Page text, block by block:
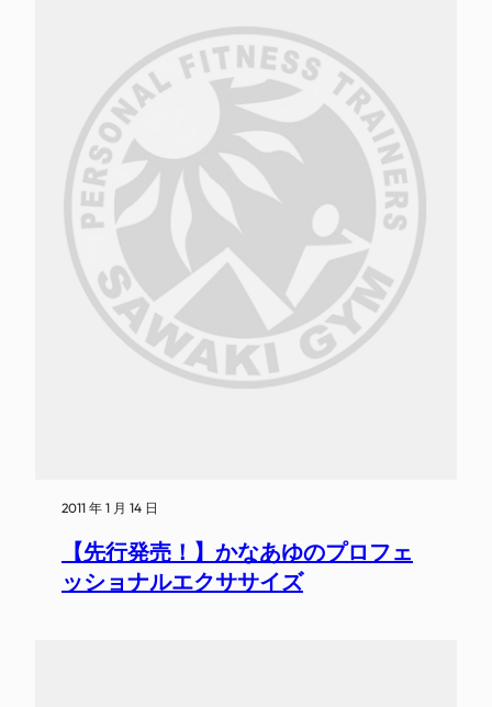
2011 年 1 月 14 日
【先行発売！】かなあゆのプロフェ
ッショナルエクササイズ